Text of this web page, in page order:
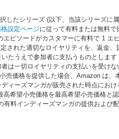
したシリーズ (以下、当該シリーズに
設定ページに従って有料または無料
ピソードがカスタマーに有料で 1 エ
された適切なロイヤリティを、返金、
たうえで参加者に支払うものとしま
は一切ロイヤリティの支払いを受け
価格を提供した場合、Amazon は、
ィーズマンガが販売された時点にお
希望小売価格を最高希望小売価格と
料インディーズマンガの提供および